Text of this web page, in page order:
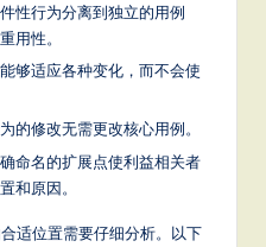
性行为分离到独立的用例
用性。
够适应各种变化，而不会使
的修改无需更改核心用例。
确命名的扩展点使利益相关者
和原因。
适位置需要仔细分析。以下